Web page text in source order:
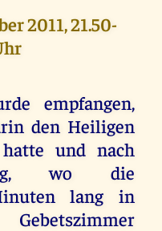
2011, 21.50-
empfangen,
den Heiligen
hatte und nach
wo die
lang in